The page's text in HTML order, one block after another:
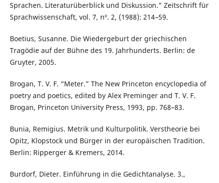
Sprachen. Literaturüberblick und Diskussion.” Zeitschrift für
Sprachwissenschaft, vol. 7, nº. 2, (1988): 214–59.
Boetius, Susanne. Die Wiedergeburt der griechischen
Tragödie auf der Bühne des 19. Jahrhunderts. Berlin: de
Gruyter, 2005.
Brogan, T. V. F. “Meter.” The New Princeton encyclopedia of
poetry and poetics, edited by Alex Preminger and T. V. F.
Brogan, Princeton University Press, 1993, pp. 768–83.
Bunia, Remigius. Metrik und Kulturpolitik. Verstheorie bei
Opitz, Klopstock und Bürger in der europäischen Tradition.
Berlin: Ripperger & Kremers, 2014.
Burdorf, Dieter. Einführung in die Gedichtanalyse. 3.,